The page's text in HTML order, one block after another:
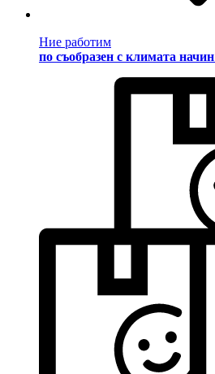
Ние работим
по съобразен с климата начин